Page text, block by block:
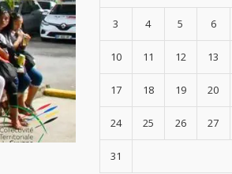
3 4 5 6
10 11 12 13
17 18 19 20
24 25 26 27
31